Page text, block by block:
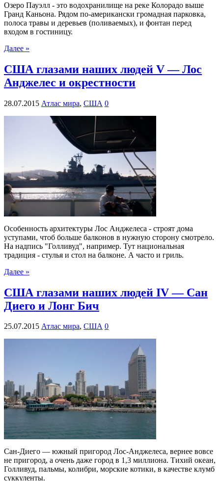
Озеро Пауэлл - это водохранилище на реке Колорадо выше
Гранд Каньона. Рядом по-американски громадная парковка,
полоса травы и деревьев (поливаемых), и фонтан перед
входом в гостиницу.
Далее »
США глазами наших людей V — Лос
Анджелес и окрестности
28.07.2015 Атлас мира, США 0
Особенность архитектуры Лос Анджелеса - строят дома
уступами, чтоб больше балконов в нужную сторону смотрело.
На надпись "Голливуд", например. Тут национальная
традиция - стулья и стол на балконе. А часто и гриль.
Далее »
США глазами наших людей IV — Сан
Диего и Лонг Бич
25.07.2015 Атлас мира, США 0
Сан-Диего — южный пригород Лос-Анджелеса, вернее вовсе
не пригород, а очень даже город в 1,3 миллиона. Тихий океан,
Голливуд, пальмы, колибри, морские котики, в качестве клумб
суккуленты.